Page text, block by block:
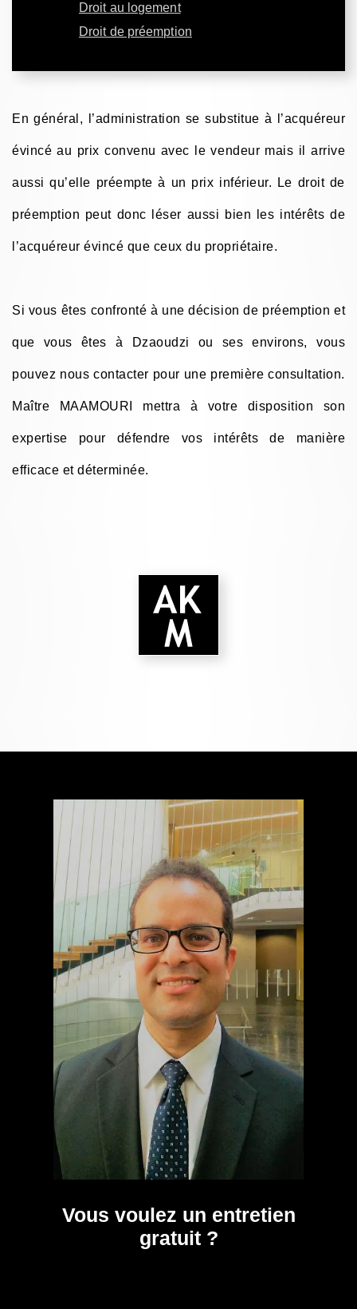
Droit au logement
Droit de préemption
En général, l’administration se substitue à l’acquéreur
évincé au prix convenu avec le vendeur mais il arrive
aussi qu’elle préempte à un prix inférieur. Le droit de
préemption peut donc léser aussi bien les intérêts de
l’acquéreur évincé que ceux du propriétaire.
Si vous êtes confronté à une décision de préemption et
que vous êtes à Dzaoudzi ou ses environs, vous
pouvez nous contacter pour une première consultation.
Maître MAAMOURI mettra à votre disposition son
expertise pour défendre vos intérêts de manière
efficace et déterminée.
Vous voulez un entretien
gratuit ?